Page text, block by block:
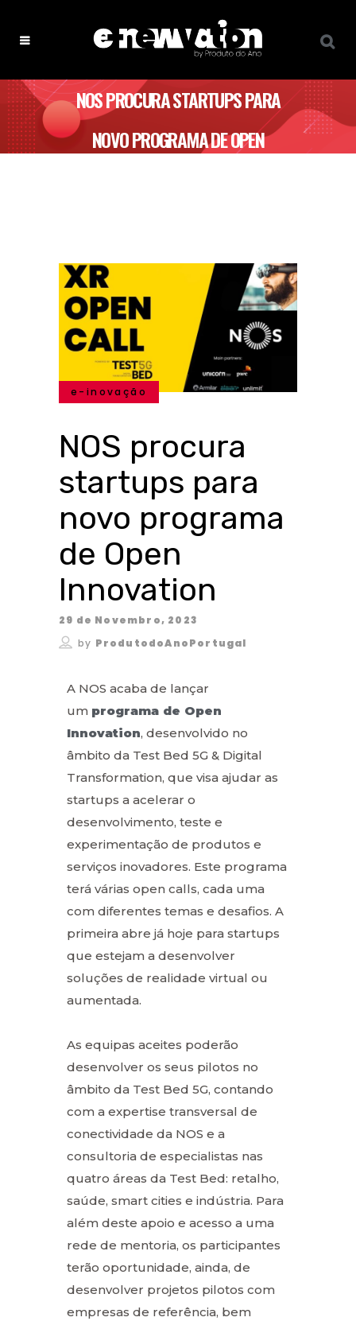
NOS PROCURA STARTUPS PARA
NOVO PROGRAMA DE OPEN
e-inovação
NOS procura
startups para
novo programa
de Open
Innovation
29 de Novembro, 2023
by ProdutodoAnoPortugal
A NOS acaba de lançar
um programa de Open
Innovation, desenvolvido no
âmbito da Test Bed 5G & Digital
Transformation, que visa ajudar as
startups a acelerar o
desenvolvimento, teste e
experimentação de produtos e
serviços inovadores. Este programa
terá várias open calls, cada uma
com diferentes temas e desafios. A
primeira abre já hoje para startups
que estejam a desenvolver
soluções de realidade virtual ou
aumentada.
As equipas aceites poderão
desenvolver os seus pilotos no
âmbito da Test Bed 5G, contando
com a expertise transversal de
conectividade da NOS e a
consultoria de especialistas nas
quatro áreas da Test Bed: retalho,
saúde, smart cities e indústria. Para
além deste apoio e acesso a uma
rede de mentoria, os participantes
terão oportunidade, ainda, de
desenvolver projetos pilotos com
empresas de referência, bem